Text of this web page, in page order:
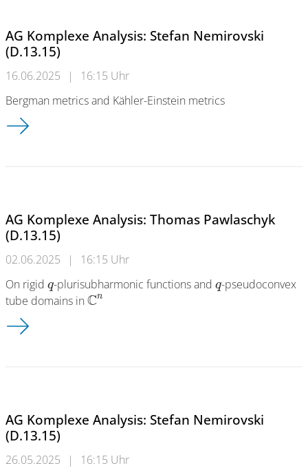
AG Komplexe Analysis: Stefan Nemirovski
(D.13.15)
16.06.2025 |
16:15 Uhr
Bergman metrics and Kähler-Einstein metrics
AG Komplexe Analysis: Stefan Nemirovski (D.13.15)
AG Komplexe Analysis: Thomas Pawlaschyk
(D.13.15)
02.06.2025 |
16:15 Uhr
On rigid q-plurisubharmonic functions and q-pseudoconvex
tube domains in Cn
AG Komplexe Analysis: Thomas Pawlaschyk (D.13.15)
AG Komplexe Analysis: Stefan Nemirovski
(D.13.15)
26.05.2025 |
16:15 Uhr